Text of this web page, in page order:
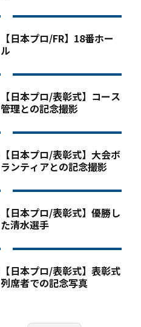
【日本プロ/FR】18番ホー
ル
【日本プロ/表彰式】コース
管理との記念撮影
【日本プロ/表彰式】大会ボ
ランティアとの記念撮影
【日本プロ/表彰式】優勝し
た清水選手
【日本プロ/表彰式】表彰式
列席者での記念写真